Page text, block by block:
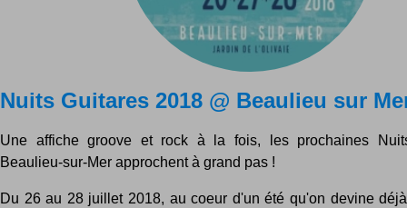
Nuits Guitares 2018 @ Beaulieu sur
Une affiche groove et rock à la fois, les prochaines
Beaulieu-sur-Mer approchent à grand pas !
Du 26 au 28 juillet 2018, au coeur d'un été qu'on devine